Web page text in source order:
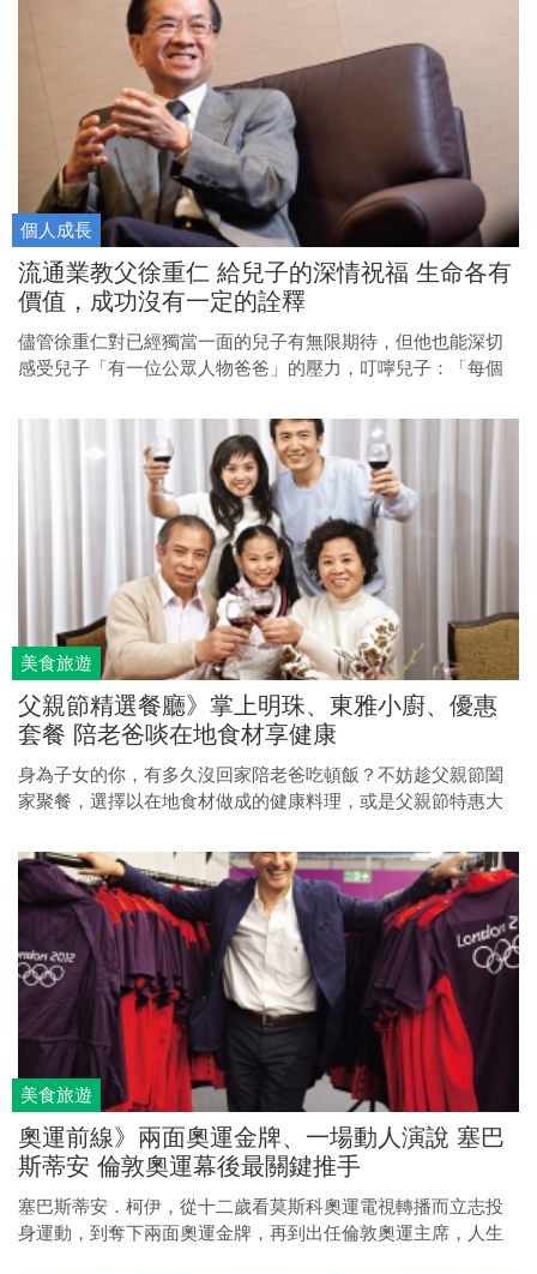
個人成長
流通業教父徐重仁 給兒子的深情祝福 生命各有
價值，成功沒有一定的詮釋
儘管徐重仁對已經獨當一面的兒子有無限期待，但他也能深切
感受兒子「有一位公眾人物爸爸」的壓力，叮嚀兒子：「每個
美食旅遊
父親節精選餐廳》掌上明珠、東雅小廚、優惠
套餐 陪老爸啖在地食材享健康
身為子女的你，有多久沒回家陪老爸吃頓飯？不妨趁父親節闔
家聚餐，選擇以在地食材做成的健康料理，或是父親節特惠大
美食旅遊
奧運前線》兩面奧運金牌、一場動人演說 塞巴
斯蒂安 倫敦奧運幕後最關鍵推手
塞巴斯蒂安．柯伊，從十二歲看莫斯科奧運電視轉播而立志投
身運動，到奪下兩面奧運金牌，再到出任倫敦奧運主席，人生